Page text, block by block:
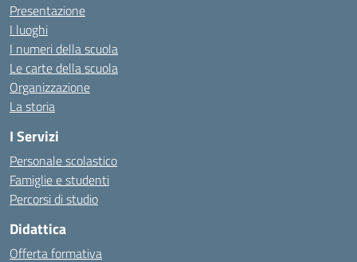
Presentazione
I luoghi
I numeri della scuola
Le carte della scuola
Organizzazione
La storia
I Servizi
Personale scolastico
Famiglie e studenti
Percorsi di studio
Didattica
Offerta formativa